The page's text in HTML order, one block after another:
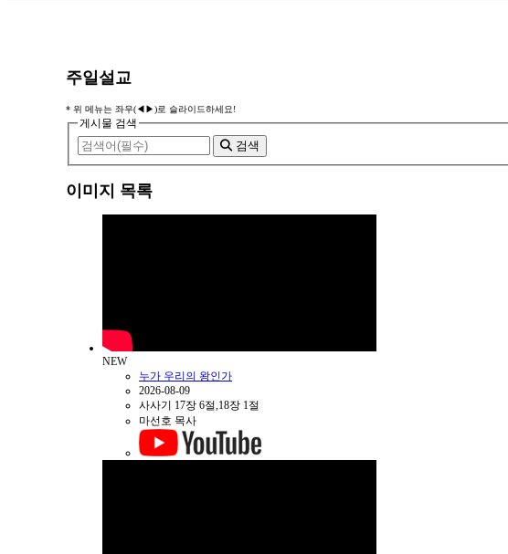
새가족
선교공동체
양육·훈련
주일설교
* 위 메뉴는 좌우(◀▶)로 슬라이드하세요!
게시물 검색
검색
이미지 목록
NEW
누가 우리의 왕인가
2026-08-09
사사기 17장 6절,18장 1절
마선호 목사